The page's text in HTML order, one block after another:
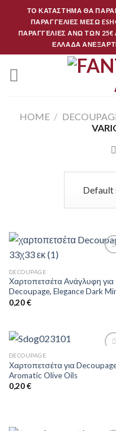
content
ΤΟ ΚΑΤΑΣΤΗΜΑ ΘΑ
ΠΑΡΑΓΓΕΛΙΕΣ ΜΕΣΩ
ΠΑΡΑΓΓΕΛΙΕΣ ΑΝΩ ΤΩΝ
ΕΛΛΑΔΑ
HOME /
στην
DECOUPAGE
Χαρτοπετσέτα Ανάγλυφη για
Decoupage, Elegance Dark
0,20€
DECOUPAGE
Χαρτοπετσέτα για
Aromatic Olive Oils
0,20€